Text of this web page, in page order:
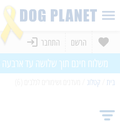
הרשם התחבר
משלוח חינם תוך שלושה עד ארבעה
בית קטלוג